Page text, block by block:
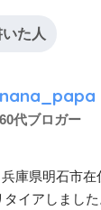
た人
nana_papa
60代ブロガー
庫県明石市
タイアしまし